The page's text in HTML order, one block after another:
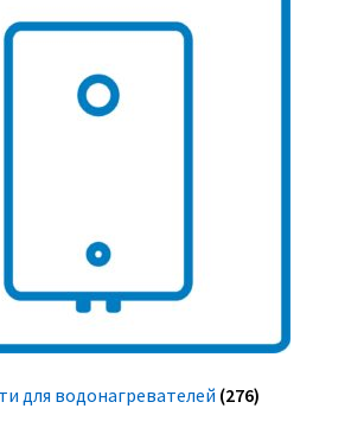
для водонагревателей (276)